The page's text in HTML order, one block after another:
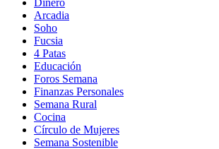
Arcadia
Soho
in
new
window
Fucsia
in
new
window
4 Patas
Educación
Foros Semana
Finanzas Personales
Semana Rural
Cocina
Círculo de Mujeres
Semana Sostenible